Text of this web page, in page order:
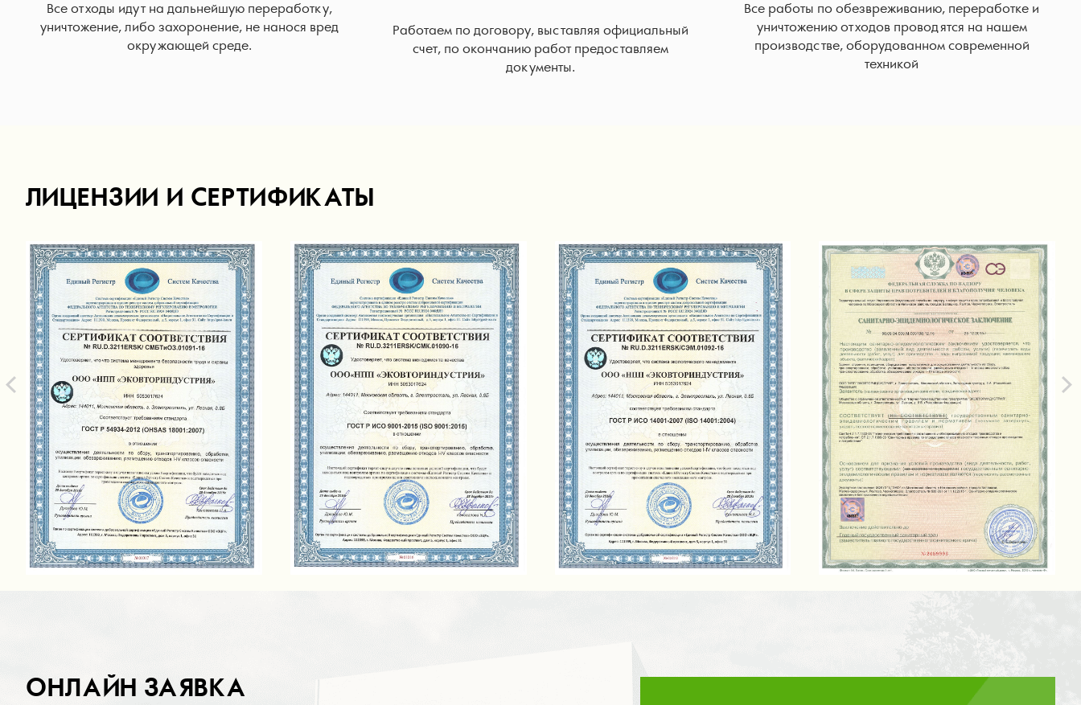
Все отходы идут на дальнейшую переработку,
уничтожение, либо захоронение, не нанося вред
окружающей среде.
Работаем по договору, выставляя официальный
счет, по окончанию работ предоставляем
документы.
Все работы по обезвреживанию, переработке и
уничтожению отходов проводятся на нашем
производстве, оборудованном современной
техникой
ЛИЦЕНЗИИ И СЕРТИФИКАТЫ
ОНЛАЙН ЗАЯВКА